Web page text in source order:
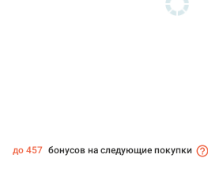
до 457 бонусов на следующие покупки